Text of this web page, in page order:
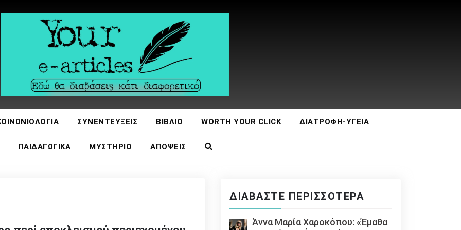
ΣΥΝΕΝΤΕΎΞΕΙΣ ΒΙΒΛΊΟ WORTH YOUR CLICK ΔΙΑΤΡΟΦΉ-ΥΓΕΊΑ
ΠΑΙΔΑΓΩΓΙΚΆ ΜΥΣΤΉΡΙΟ ΑΠΌΨΕΙΣ
ΔΙΑΒΆΣΤΕ ΠΕΡΙΣΣΌΤΕΡΑ
Άννα Μαρία Χαροκόπου: «Έμαθα